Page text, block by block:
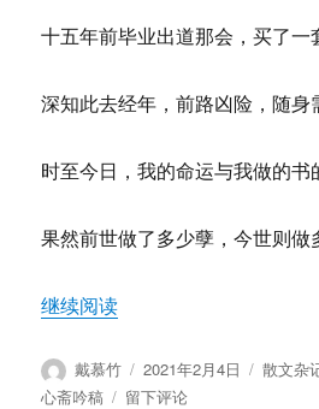
十五年前毕业出道那会，买了一
深知此去经年，前路凶险，随身
时至今日，我的命运与我做的书
果然前世做了多少孽，今世则做
继续阅读“戴慕竹：庚子年做的最
作
者
戴慕竹
发
布
2021年2月4日
分
散文杂
心斋吟稿
于
留下评论